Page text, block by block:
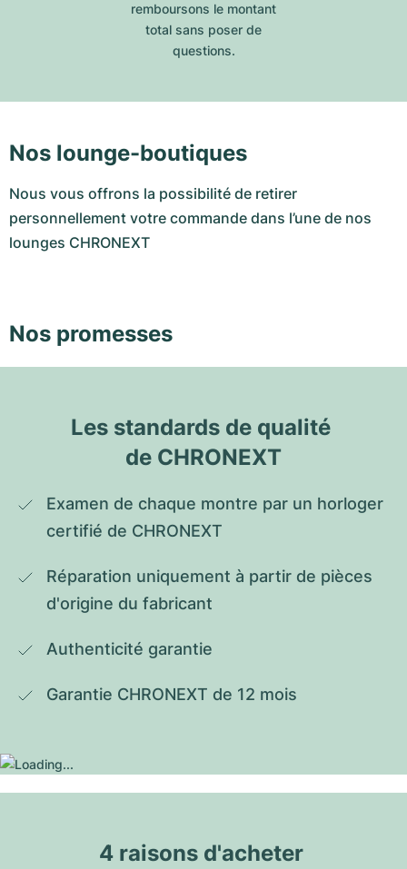
remboursons le montant
total sans poser de
questions.
Nos lounge-boutiques
Nous vous offrons la possibilité de retirer
personnellement votre commande dans l’une de nos
lounges CHRONEXT
Nos promesses
Les standards de qualité
de CHRONEXT
Examen de chaque montre par un horloger
certifié de CHRONEXT
Réparation uniquement à partir de pièces
d'origine du fabricant
Authenticité garantie
Garantie CHRONEXT de 12 mois
4 raisons d'acheter